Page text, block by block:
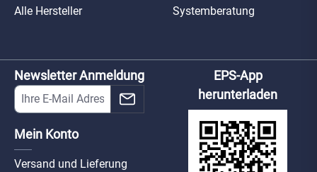
Alle Hersteller Systemberatung
Newsletter Anmeldung
Mein Konto
Versand und Lieferung
EPS-App
herunterladen